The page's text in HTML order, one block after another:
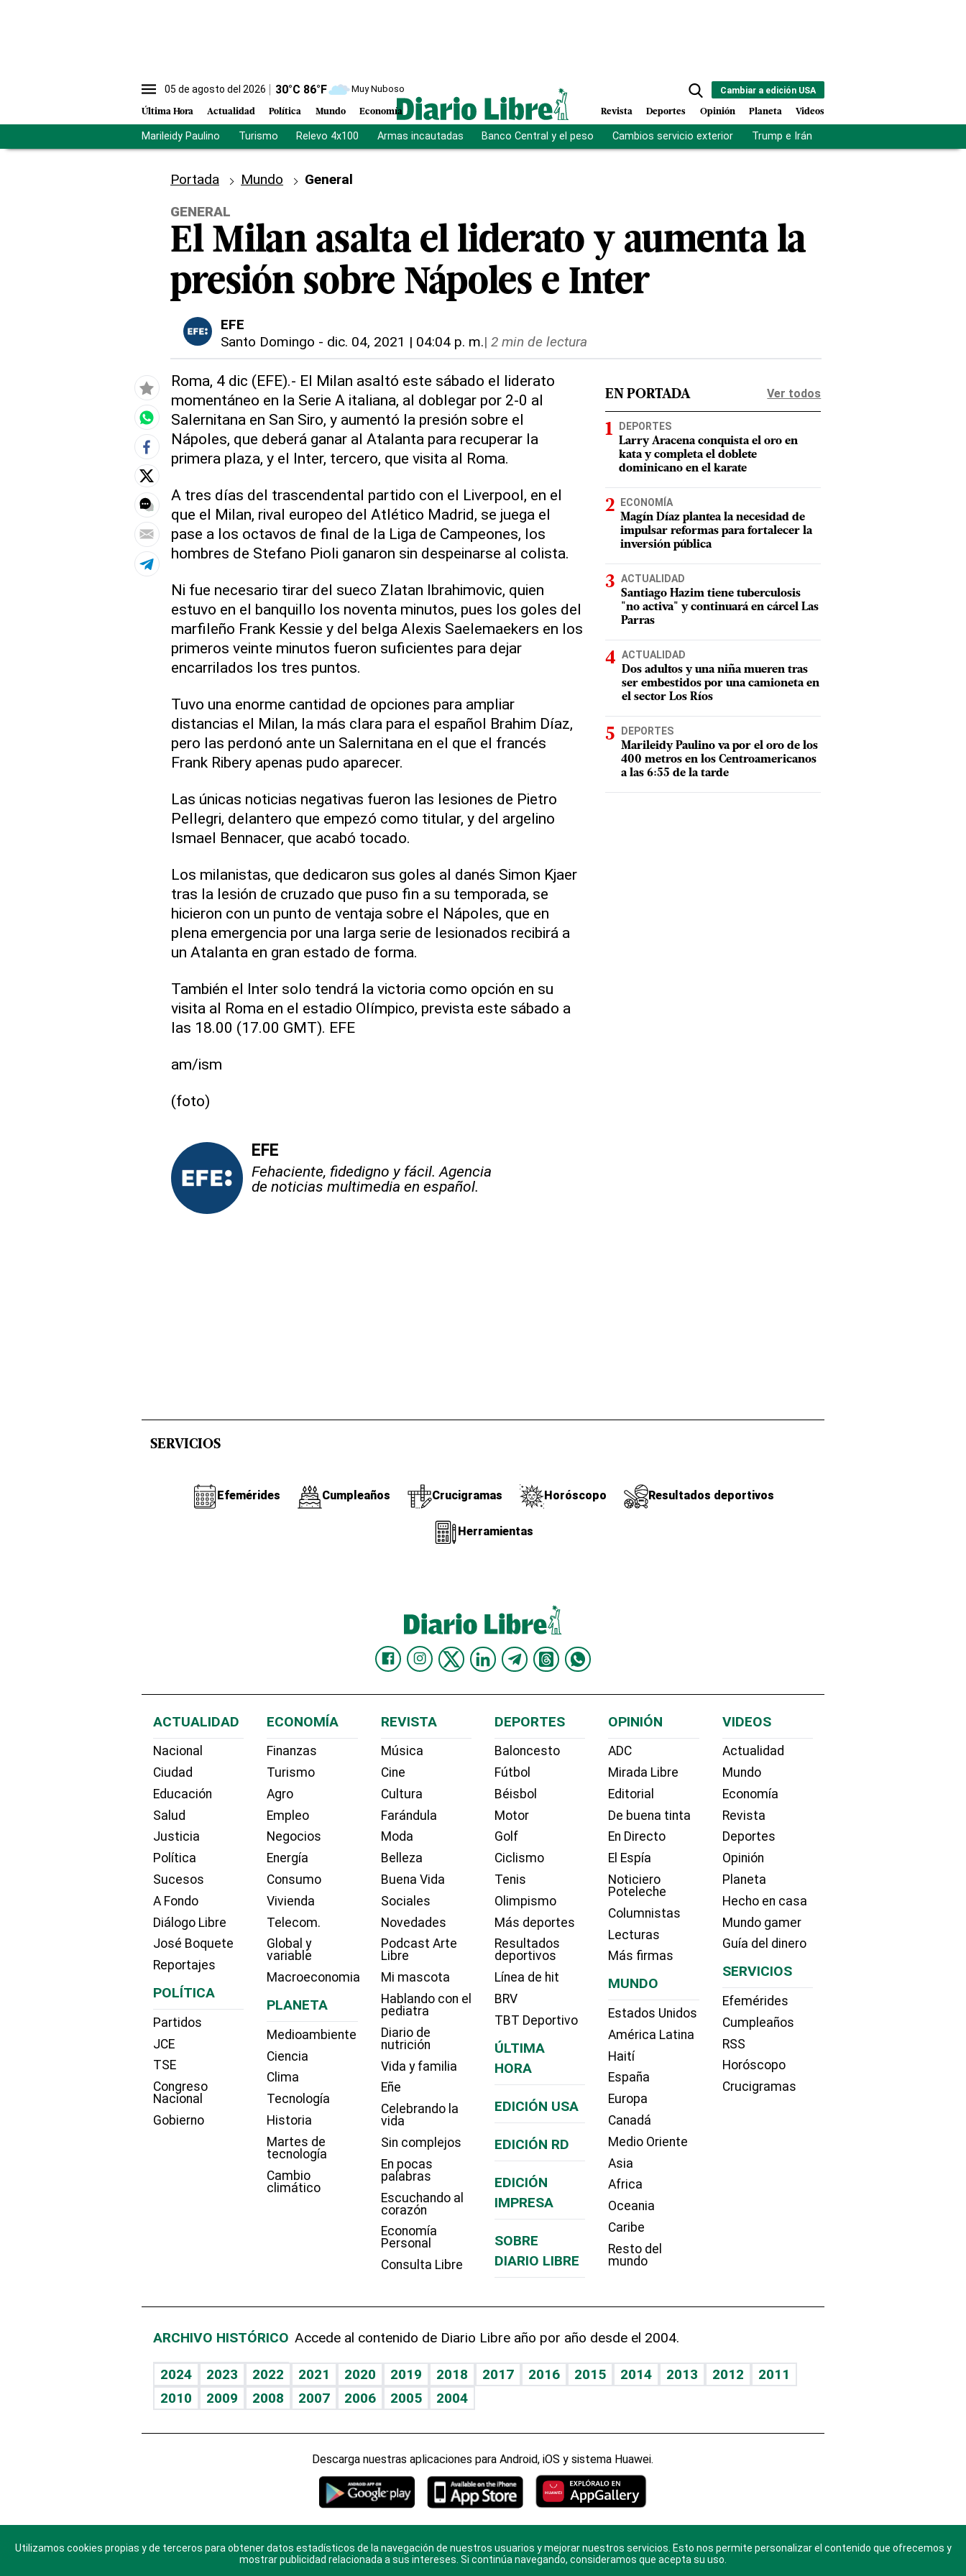
05 de agosto del 2026 30°C 86°F Muy Nuboso
Última Hora Actualidad Política Mundo Economía
Cambiar a edición USA
Revista Deportes Opinión Planeta Videos
Marileidy Paulino Turismo Relevo 4x100 Armas incautadas Banco Central y el peso Cambios servicio exterior Trump e Irán
Portada Mundo
General
GENERAL
El Milan asalta el liderato y aumenta la
presión sobre Nápoles e Inter
EFE
Santo Domingo - dic. 04, 2021 | 04:04 p. m.| 2 min de lectura
Roma, 4 dic (EFE).- El Milan asaltó este sábado el liderato
momentáneo en la Serie A italiana, al doblegar por 2-0 al
Salernitana en San Siro, y aumentó la presión sobre el
Nápoles, que deberá ganar al Atalanta para recuperar la
primera plaza, y el Inter, tercero, que visita al Roma.
A tres días del trascendental partido con el Liverpool, en el
que el Milan, rival europeo del Atlético Madrid, se juega el
pase a los octavos de final de la Liga de Campeones, los
hombres de Stefano Pioli ganaron sin despeinarse al colista.
Ni fue necesario tirar del sueco Zlatan Ibrahimovic, quien
estuvo en el banquillo los noventa minutos, pues los goles del
marfileño Frank Kessie y del belga Alexis Saelemaekers en los
primeros veinte minutos fueron suficientes para dejar
encarrilados los tres puntos.
Tuvo una enorme cantidad de opciones para ampliar
distancias el Milan, la más clara para el español Brahim Díaz,
pero las perdonó ante un Salernitana en el que el francés
Frank Ribery apenas pudo aparecer.
Las únicas noticias negativas fueron las lesiones de Pietro
Pellegri, delantero que empezó como titular, y del argelino
Ismael Bennacer, que acabó tocado.
Los milanistas, que dedicaron sus goles al danés Simon Kjaer
tras la lesión de cruzado que puso fin a su temporada, se
hicieron con un punto de ventaja sobre el Nápoles, que en
plena emergencia por una larga serie de lesionados recibirá a
un Atalanta en gran estado de forma.
También el Inter solo tendrá la victoria como opción en su
visita al Roma en el estadio Olímpico, prevista este sábado a
las 18.00 (17.00 GMT). EFE
am/ism
(foto)
EFE
Fehaciente, fidedigno y fácil. Agencia
de noticias multimedia en español.
EN PORTADA Ver todos
DEPORTES
Larry Aracena conquista el oro en
kata y completa el doblete
dominicano en el karate
ECONOMÍA
Magín Díaz plantea la necesidad de
impulsar reformas para fortalecer la
inversión pública
ACTUALIDAD
Santiago Hazim tiene tuberculosis
"no activa" y continuará en cárcel Las
Parras
ACTUALIDAD
Dos adultos y una niña mueren tras
ser embestidos por una camioneta en
el sector Los Ríos
DEPORTES
Marileidy Paulino va por el oro de los
400 metros en los Centroamericanos
a las 6:55 de la tarde
SERVICIOS
Efemérides Cumpleaños Crucigramas Horóscopo Resultados deportivos
Herramientas
ACTUALIDAD
Nacional
Ciudad
Educación
Salud
Justicia
Política
Sucesos
A Fondo
Diálogo Libre
José Boquete
Reportajes
POLÍTICA
Partidos
JCE
TSE
Congreso
Nacional
Gobierno
ECONOMÍA
Finanzas
Turismo
Agro
Empleo
Negocios
Energía
Consumo
Vivienda
Telecom.
Global y
variable
Macroeconomia
PLANETA
Medioambiente
Ciencia
Clima
Tecnología
Historia
Martes de
tecnología
Cambio
climático
REVISTA
Música
Cine
Cultura
Farándula
Moda
Belleza
Buena Vida
Sociales
Novedades
Podcast Arte
Libre
Mi mascota
Hablando con el
pediatra
Diario de
nutrición
Vida y familia
Eñe
Celebrando la
vida
Sin complejos
En pocas
palabras
Escuchando al
corazón
Economía
Personal
Consulta Libre
DEPORTES
Baloncesto
Fútbol
Béisbol
Motor
Golf
Ciclismo
Tenis
Olimpismo
Más deportes
Resultados
deportivos
Línea de hit
BRV
TBT Deportivo
ÚLTIMA
HORA
EDICIÓN USA
EDICIÓN RD
EDICIÓN
IMPRESA
SOBRE
DIARIO LIBRE
OPINIÓN
ADC
Mirada Libre
Editorial
De buena tinta
En Directo
El Espía
Noticiero
Poteleche
Columnistas
Lecturas
Más firmas
MUNDO
Estados Unidos
América Latina
Haití
España
Europa
Canadá
Medio Oriente
Asia
Africa
Oceania
Caribe
Resto del
mundo
VIDEOS
Actualidad
Mundo
Economía
Revista
Deportes
Opinión
Planeta
Hecho en casa
Mundo gamer
Guía del dinero
SERVICIOS
Efemérides
Cumpleaños
RSS
Horóscopo
Crucigramas
ARCHIVO HISTÓRICO Accede al contenido de Diario Libre año por año desde el 2004.
2024 2023 2022 2021 2020 2019 2018 2017 2016 2015 2014 2013 2012
2011
2010
2009 2008 2007 2006 2005 2004
Descarga nuestras aplicaciones para Android, iOS y sistema Huawei.
© 2025 Diario Libre, todos los derechos reservados. Consulta elAviso Legal . Ponte
Utilizamos cookies propias y de terceros para obtener datos estadísticos de la navegación de nuestros usuarios y mejorar nuestros servicios. Esto nos permite personalizar el contenido que ofrecemos y
mostrar publicidad relacionada a sus intereses. Si continúa navegando, consideramos que acepta su uso.